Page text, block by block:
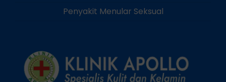
Penyakit Menular Seksual